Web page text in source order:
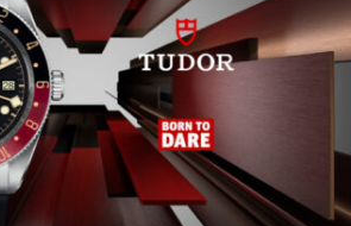
M79360N-0012
m, Calibre de Manufactura MT5813
cronógrafo Movimiento cronógrafo
automática con rotor bidireccional,